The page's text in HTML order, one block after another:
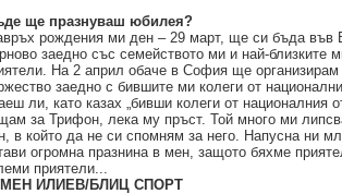
ще празнуваш юбилея?
рождения ми ден – 29 март, ще си бъда във
заедно със семейството ми и най-близките
На 2 април обаче в София ще организирам
заедно с бившите ми колеги от
ли, като казах „бивши колеги от националния
за Трифон, лека му пръст. Той много ми
в който да не си спомням за него. Напусна ни
огромна празнина в мен, защото бяхме
приятели...
ИЛИЕВ/БЛИЦ СПОРТ